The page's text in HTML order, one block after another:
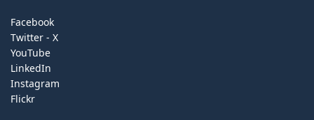
Facebook
Twitter - X
YouTube
LinkedIn
Instagram
Flickr